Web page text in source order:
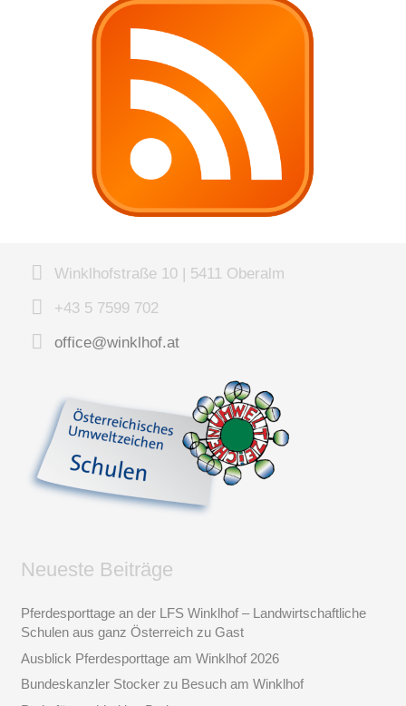
Winklhofstraße 10 | 5411 Oberalm
+43 5 7599 702
office@winklhof.at
Neueste Beiträge
Pferdesporttage an der LFS Winklhof – Landwirtschaftliche
Schulen aus ganz Österreich zu Gast
Ausblick Pferdesporttage am Winklhof 2026
Bundeskanzler Stocker zu Besuch am Winklhof